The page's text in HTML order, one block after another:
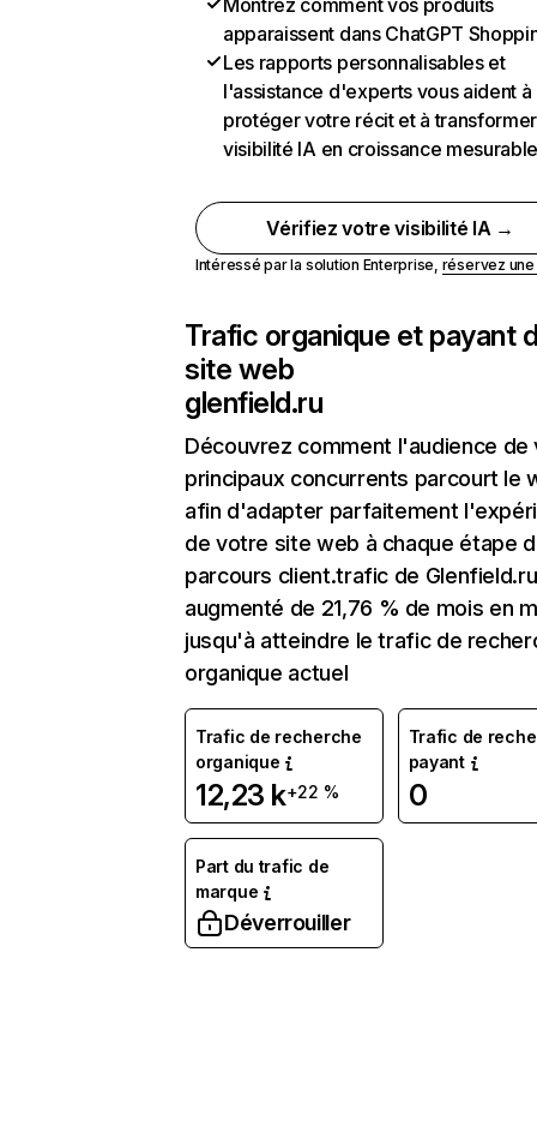
Montrez comment vos produits
apparaissent dans ChatGPT
Les rapports personnalisables et
l'assistance d'experts vous aident à
protéger votre récit et à
visibilité IA en croissance
Vérifiez votre visibilité IA →
Intéressé par la solution Enterprise, réservez
Trafic organique et payant
site web
glenfield.ru
Découvrez comment l'audience de
principaux concurrents parcourt le
afin d'adapter parfaitement
de votre site web à chaque étape
parcours client.trafic de
augmenté de 21,76 % de mois en
jusqu'à atteindre le trafic de
organique actuel
Trafic de recherche
organique
12,23 k+22 %
Trafic de
payant
0
Part du trafic de
marque
Déverrouiller